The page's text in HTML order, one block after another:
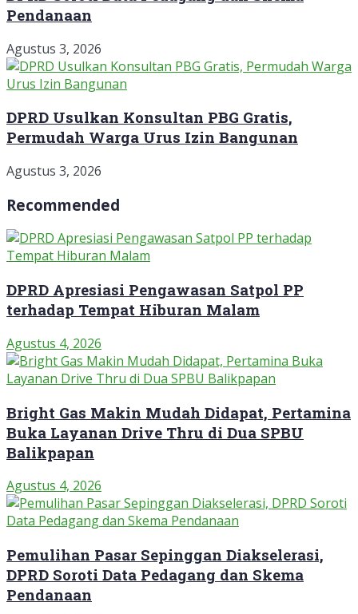
Pendanaan
Agustus 3, 2026
DPRD Usulkan Konsultan PBG Gratis,
Permudah Warga Urus Izin Bangunan
Agustus 3, 2026
Recommended
DPRD Apresiasi Pengawasan Satpol PP
terhadap Tempat Hiburan Malam
Agustus 4, 2026
Bright Gas Makin Mudah Didapat, Pertamina
Buka Layanan Drive Thru di Dua SPBU
Balikpapan
Agustus 4, 2026
Pemulihan Pasar Sepinggan Diakselerasi,
DPRD Soroti Data Pedagang dan Skema
Pendanaan